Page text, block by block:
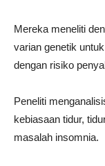
Mereka meneliti
varian genetik
dengan risiko
Peneliti
kebiasaan tidur,
masalah insomnia.